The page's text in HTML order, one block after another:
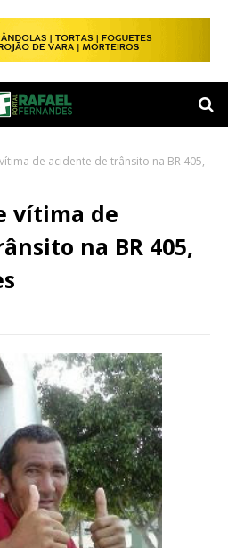
de acidente de trânsito na BR 405,
vítima de
na BR 405,